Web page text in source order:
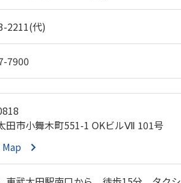
2211(代)
7900
田市小舞木町551-1 OKビルⅦ 101号